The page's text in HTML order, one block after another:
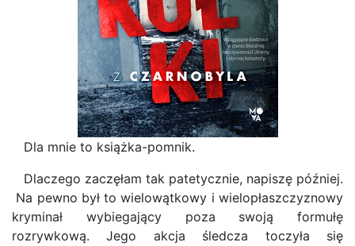
Dla mnie to książka-pomnik.
Dlaczego zaczęłam tak patetycznie, napiszę później.
Na pewno był to wielowątkowy i wielopłaszczyznowy
kryminał wybiegający poza swoją formułę
rozrywkową. Jego akcja śledcza toczyła się